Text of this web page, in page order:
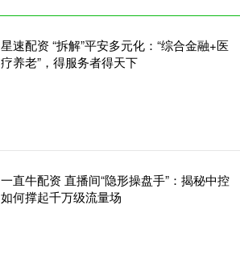
星速配资 “拆解”平安多元化：“综合金融+医
疗养老”，得服务者得天下
一直牛配资 直播间“隐形操盘手”：揭秘中控
如何撑起千万级流量场